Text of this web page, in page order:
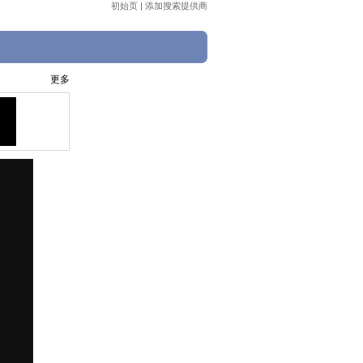
初始页 | 添加搜索提供商
更多